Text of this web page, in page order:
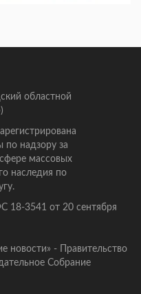
областной
надзору за
массовых
наследия по
18-3541 от 20 сентября
новости» - Правительство
Собрание